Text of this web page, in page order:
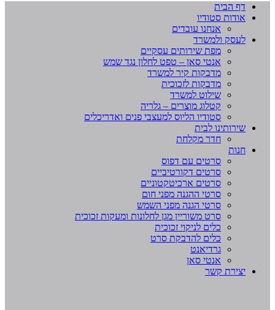
דף הבית
אודות סטודיו
אנחנו עובדים
לעסק ולמשרד
מפת שירותים עסקיים
אנטי סאן – טפט לחלון נגד שמש
מדבקות קיר למשרד
מדבקות לזכוכית
שילוט למשרד
קטלוג מוצרים – גלריה
סטודיו הליוס למעצבי פנים ואדריכלים
שירותינו לבית
חדר מקלחת
חנות
סרטים עם דפוס
סרטים דקורטיביים
סרטים ארכיטקטוניים
סרטי ההגנה מפני חום
סרטי הגנה מפני השמש
סרט משוריין מגן לחלונות ומעקות זכוכית
כלים לניקוי זכוכית
כלים להדבקת סרט
גרדיאנט
אנטי סאן
יצירת קשר